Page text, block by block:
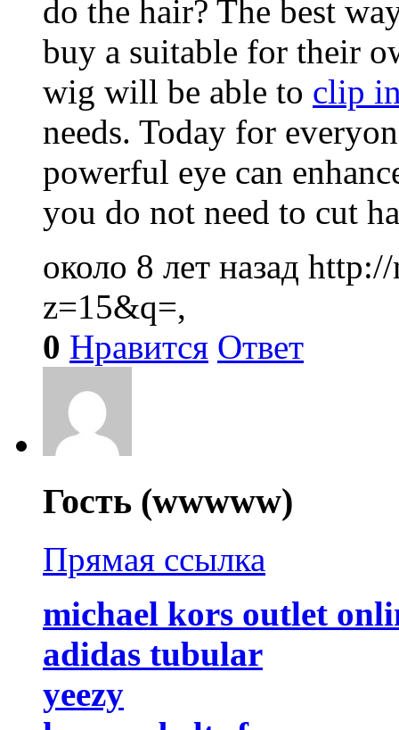
do the hair? The best
buy a suitable for their
wig will be able to clip
needs. Today for
powerful eye can
you do not need to cut
около 8 лет назад http://
z=15&q=,
0 Нравится Ответ
Гость (wwwww)
Прямая ссылка
michael kors outlet
adidas tubular
yeezy